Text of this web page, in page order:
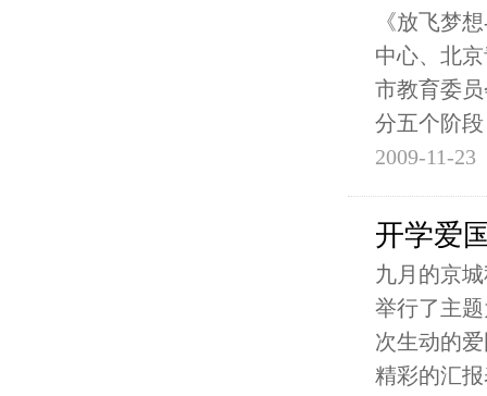
《放飞梦
中心、北
市教育委
分五个阶
2009-11-23
开学爱
九月的京
举行了主
次生动的
精彩的汇